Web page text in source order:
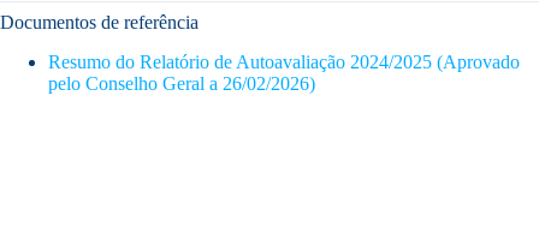
Documentos de referência
Resumo do Relatório de Autoavaliação 2024/2025 (Aprovado
pelo Conselho Geral a 26/02/2026)